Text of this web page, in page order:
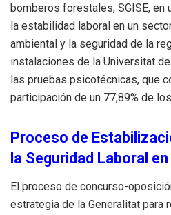
bomberos forestales, SGISE, en
la estabilidad laboral en un
ambiental y la seguridad de la
instalaciones de la Universitat
las pruebas psicotécnicas, que
participación de un 77,89% de
Proceso de
la Seguridad Laboral en
El proceso de concurso-
estrategia de la Generalitat para